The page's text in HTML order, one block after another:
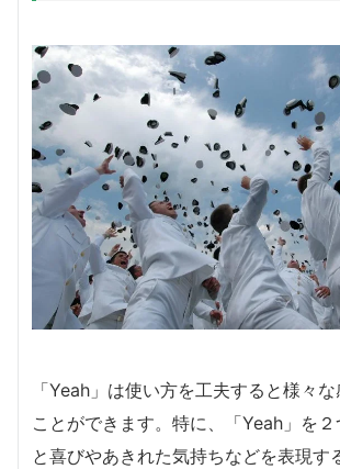
「Yeah」は使い方を工夫すると様々
ことができます。特に、「Yeah」を
と喜びやあきれた気持ちなどを表現す